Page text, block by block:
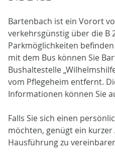
Bartenbach ist ein Vorort
verkehrsgünstig über die B
Parkmöglichkeiten
mit dem Bus können Sie
Bushaltestelle
vom Pflegeheim entfernt.
Informationen können Sie
Falls Sie sich einen
möchten, genügt ein
Hausführung zu